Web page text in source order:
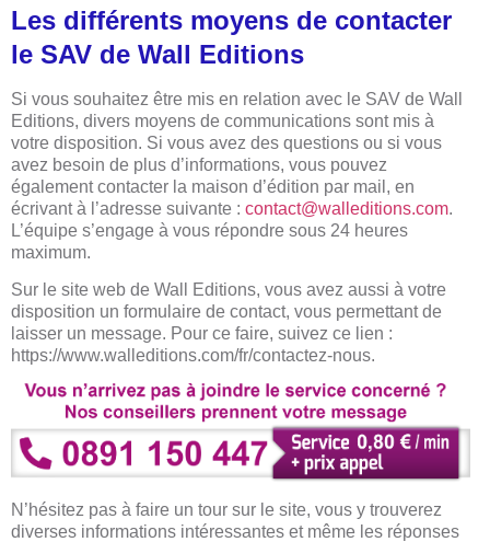
Les différents moyens de contacter
le SAV de Wall Editions
Si vous souhaitez être mis en relation avec le SAV de Wall
Editions, divers moyens de communications sont mis à
votre disposition. Si vous avez des questions ou si vous
avez besoin de plus d’informations, vous pouvez
également contacter la maison d’édition par mail, en
écrivant à l’adresse suivante : contact@walleditions.com.
L’équipe s’engage à vous répondre sous 24 heures
maximum.
Sur le site web de Wall Editions, vous avez aussi à votre
disposition un formulaire de contact, vous permettant de
laisser un message. Pour ce faire, suivez ce lien :
https://www.walleditions.com/fr/contactez-nous.
N’hésitez pas à faire un tour sur le site, vous y trouverez
diverses informations intéressantes et même les réponses